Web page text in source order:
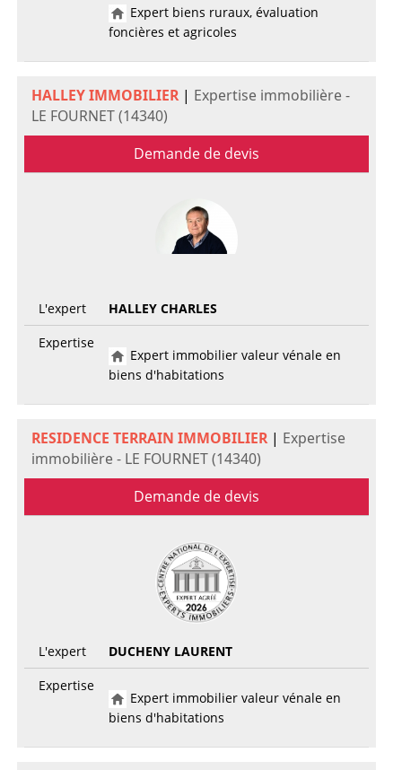
Expert biens ruraux, évaluation
foncières et agricoles
HALLEY IMMOBILIER| Expertise immobilière -
LE FOURNET (14340)
Demande de devis
L'expert
HALLEY CHARLES
Expertise
Expert immobilier valeur vénale en
biens d'habitations
RESIDENCE TERRAIN IMMOBILIER| Expertise
immobilière - LE FOURNET (14340)
Demande de devis
L'expert
DUCHENY LAURENT
Expertise
Expert immobilier valeur vénale en
biens d'habitations